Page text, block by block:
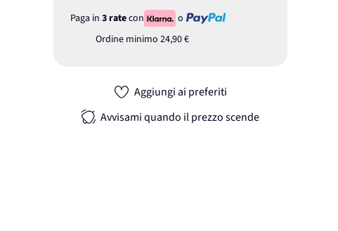
Paga in 3 ratecon
o
Ordine minimo 24,90 €
Aggiungi ai preferiti
Avvisami quando il prezzo scende